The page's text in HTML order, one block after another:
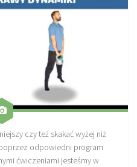
czy też skakać wyżej niż
odpowiedni program
ćwiczeniami jesteśmy w